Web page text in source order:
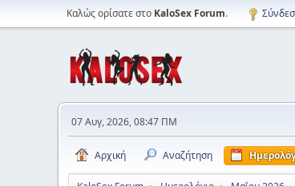
Καλώς ορίσατε στο KaloSex Forum.
07 Αυγ, 2026, 08:47 ΠΜ
Αρχική Αναζήτηση